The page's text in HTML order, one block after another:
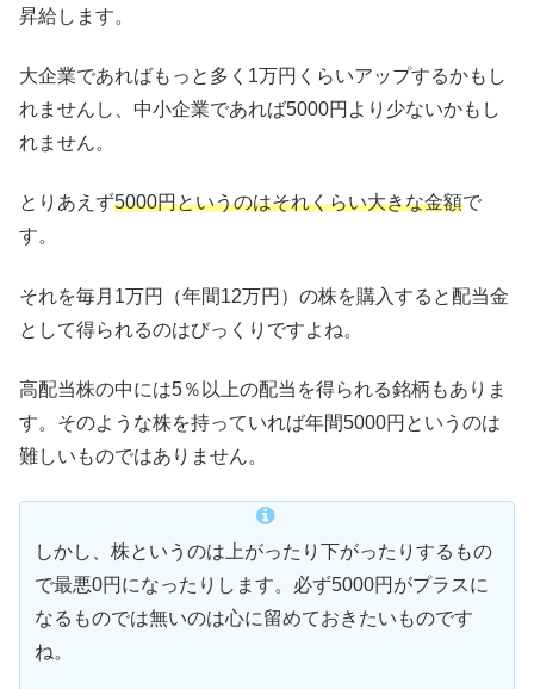
昇給します。
大企業であればもっと多く1万円くらいアップするかもし
れませんし、中小企業であれば5000円より少ないかもし
れません。
とりあえず5000円というのはそれくらい大きな金額で
す。
それを毎月1万円（年間12万円）の株を購入すると配当金
として得られるのはびっくりですよね。
高配当株の中には5％以上の配当を得られる銘柄もありま
す。そのような株を持っていれば年間5000円というのは
難しいものではありません。
しかし、株というのは上がったり下がったりするもの
で最悪0円になったりします。必ず5000円がプラスに
なるものでは無いのは心に留めておきたいものです
ね。